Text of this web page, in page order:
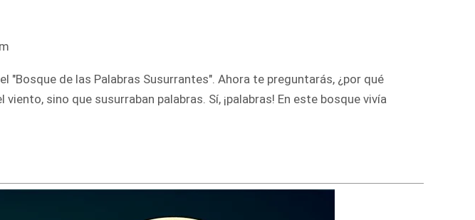
"Bosque de las Palabras Susurrantes". Ahora te preguntarás, ¿por qué
sino que susurraban palabras. Sí, ¡palabras! En este bosque vivía